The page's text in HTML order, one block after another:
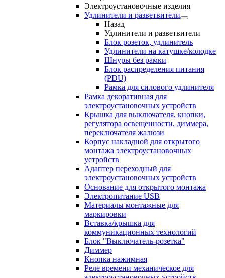
Электроустановочные изделия
Удлинители и разветвители
Назад
Удлинители и разветвители
Блок розеток, удлинитель
Удлинители на катушке/колодке
Шнуры без рамки
Блок распределения питания
(PDU)
Рамка для силового удлинителя
Рамка декоративная для
электроустановочных устройств
Крышка для выключателя, кнопки,
регулятора освещенности, диммера,
переключателя жалюзи
Корпус накладной для открытого
монтажа электроустановочных
устройств
Адаптер переходный для
электроустановочных устройств
Основание для открытого монтажа
Электропитание USB
Материалы монтажные для
маркировки
Вставка/крышка для
коммуникационных технологий
Блок "Выключатель-розетка"
Диммер
Кнопка нажимная
Реле времени механическое для